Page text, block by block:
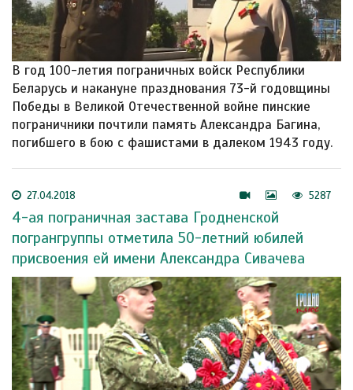
В год 100-летия пограничных войск Республики
Беларусь и накануне празднования 73-й годовщины
Победы в Великой Отечественной войне пинские
пограничники почтили память Александра Багина,
погибшего в бою с фашистами в далеком 1943 году.
27.04.2018 5287
4-ая пограничная застава Гродненской
погрангруппы отметила 50-летний юбилей
присвоения ей имени Александра Сивачева